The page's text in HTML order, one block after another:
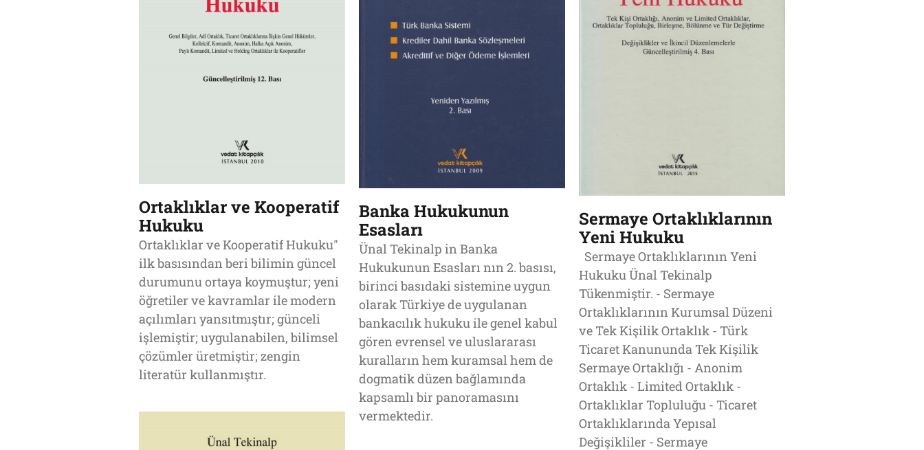
Ortaklıklar ve Kooperatif
Hukuku
Ortaklıklar ve Kooperatif Hukuku"
ilk basısından beri bilimin güncel
durumunu ortaya koymuştur; yeni
öğretiler ve kavramlar ile modern
açılımları yansıtmıştır; günceli
işlemiştir; uygulanabilen, bilimsel
çözümler üretmiştir; zengin
literatür kullanmıştır.
Banka Hukukunun
Esasları
Ünal Tekinalp in Banka
Hukukunun Esasları nın 2. basısı,
birinci basıdaki sistemine uygun
olarak Türkiye de uygulanan
bankacılık hukuku ile genel kabul
gören evrensel ve uluslararası
kuralların hem kuramsal hem de
dogmatik düzen bağlamında
kapsamlı bir panoramasını
vermektedir.
Sermaye Ortaklıklarının
Yeni Hukuku
Sermaye Ortaklıklarının Yeni
Hukuku Ünal Tekinalp
Tükenmiştir. - Sermaye
Ortaklıklarının Kurumsal Düzeni
ve Tek Kişilik Ortaklık - Türk
Ticaret Kanununda Tek Kişilik
Sermaye Ortaklığı - Anonim
Ortaklık - Limited Ortaklık -
Ortaklıklar Topluluğu - Ticaret
Ortaklıklarında Yepısal
Değişikliler - Sermaye